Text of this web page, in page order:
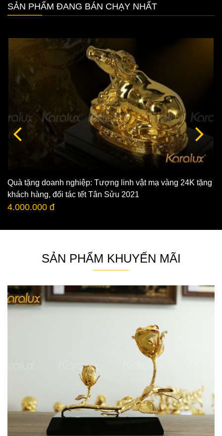
SẢN PHẨM ĐANG BÁN CHẠY NHẤT
Quà tặng doanh nghiệp: Tượng linh vật mạ vàng 24K tặng
khách hàng, đối tác tết Tân Sửu 2021
4.000.000 đ
SẢN PHẨM KHUYẾN MÃI